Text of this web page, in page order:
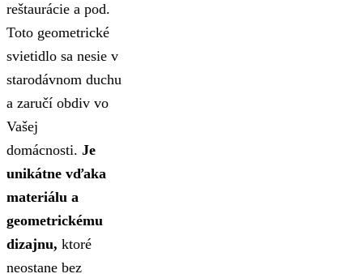
reštaurácie a pod.
Toto geometrické
svietidlo sa nesie v
starodávnom duchu
a zaručí obdiv vo
Vašej
domácnosti. Je
unikátne vďaka
materiálu a
geometrickému
dizajnu, ktoré
neostane bez